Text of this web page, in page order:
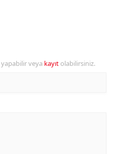
yapabilir veya kayıt olabilirsiniz.